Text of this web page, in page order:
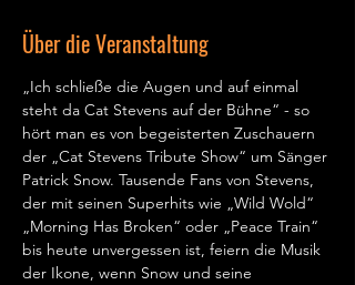
Über die Veranstaltung
„Ich schließe die Augen und auf einmal
steht da Cat Stevens auf der Bühne“ - so
hört man es von begeisterten Zuschauern
der „Cat Stevens Tribute Show“ um Sänger
Patrick Snow. Tausende Fans von Stevens,
der mit seinen Superhits wie „Wild Wold“
„Morning Has Broken“ oder „Peace Train“
bis heute unvergessen ist, feiern die Musik
der Ikone, wenn Snow und seine